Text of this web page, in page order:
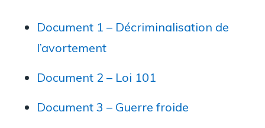
Document 1 – Décriminalisation de
l’avortement
Document 2 – Loi 101
Document 3 – Guerre froide